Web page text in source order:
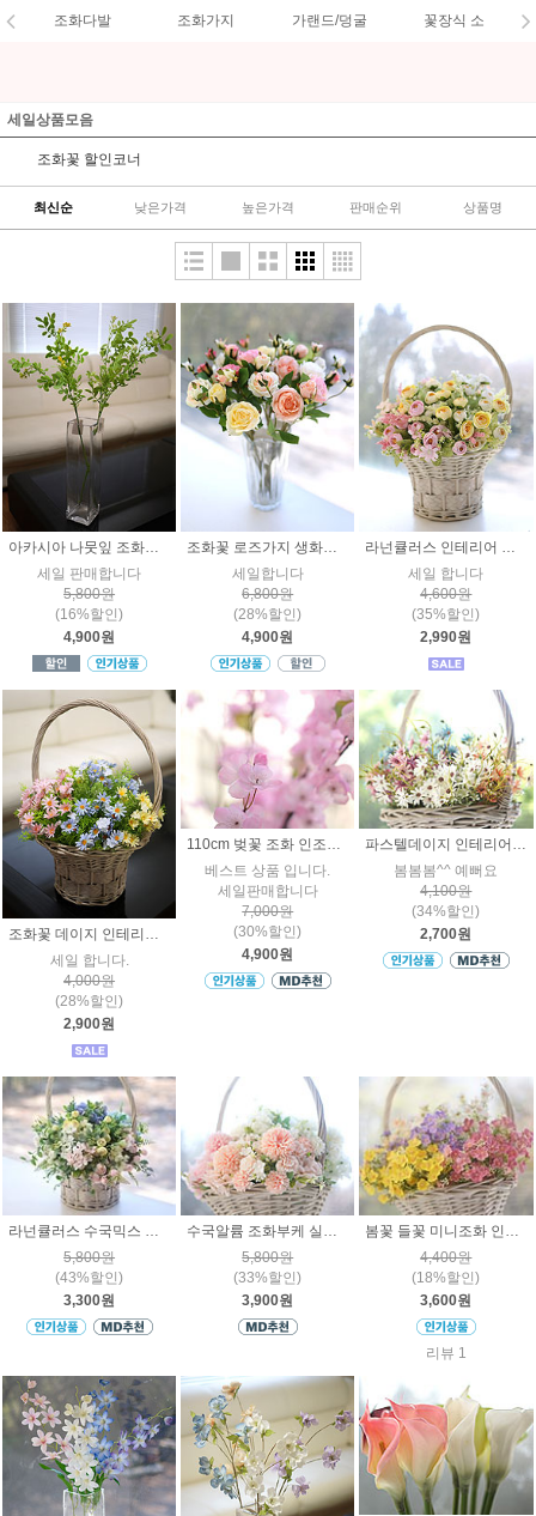
조화다발 조화가지 가랜드/덩굴 꽃장식 소
세일상품모음
조화꽃 할인코너
최신순 낮은가격 높은가격 판매순위 상품명
아카시아 나뭇잎 조화가지 플랜테리어 녹색식물
세일 판매합니다
5,800원
(16%할인)
4,900원
조화꽃 로즈가지 생화같은 플라워 인테리어소품 인조장식
세일합니다
6,800원
(28%할인)
4,900원
라넌큘러스 인테리어 조화꽃 인조 장식
세일 합니다
4,600원
(35%할인)
2,990원
조화꽃 데이지 인테리어 인조플라워 장식
세일 합니다.
4,000원
(28%할인)
2,900원
110cm 벚꽃 조화 인조나무가지
베스트 상품 입니다.
세일판매합니다
7,000원
(30%할인)
4,900원
파스텔데이지 인테리어조화꽃
봄봄봄^^ 예뻐요
4,100원
(34%할인)
2,700원
라넌큘러스 수국믹스 조화 인테리어 인조꽃 소품장식
5,800원
(43%할인)
3,300원
수국알륨 조화부케 실크플라워 고급 조화 장식
5,800원
(33%할인)
3,900원
봄꽃 들꽃 미니조화 인조꽃 인테리어 소품장식
4,400원
(18%할인)
3,600원
리뷰 1